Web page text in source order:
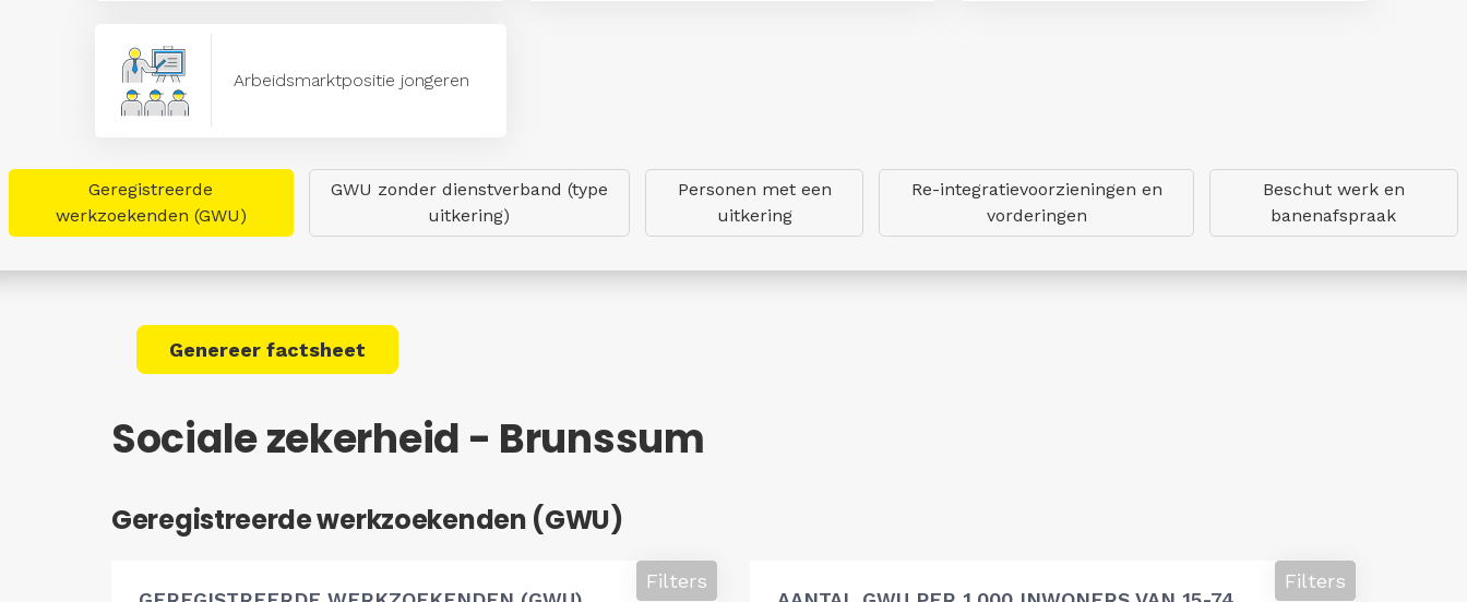
Arbeidsmarktpositie jongeren
Geregistreerde
werkzoekenden (GWU)
GWU zonder dienstverband (type
uitkering)
Personen met een
uitkering
Re-integratievoorzieningen en
vorderingen
Beschut werk en
banenafspraak
Genereer factsheet
Sociale zekerheid - Brunssum
Geregistreerde werkzoekenden (GWU)
Filters
Filters